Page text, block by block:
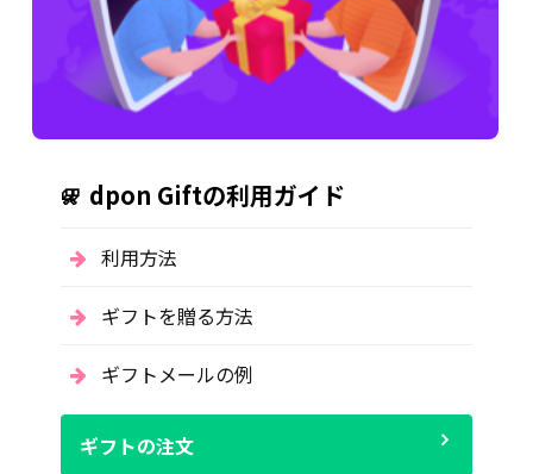
dpon Giftの利用ガイド
利用方法
ギフトを贈る方法
ギフトメールの例
ギフトの注文